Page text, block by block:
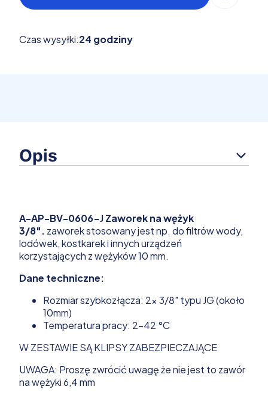
Czas wysyłki:24 godziny
Opis
A-AP-BV-0606-J Zaworek na wężyk
3/8". zaworek stosowany jest np. do filtrów wody,
lodówek, kostkarek i innych urządzeń
korzystających z wężyków 10 mm.
Dane techniczne:
Rozmiar szybkozłącza: 2x 3/8" typu JG (około
10mm)
Temperatura pracy: 2-42 °C
W ZESTAWIE SĄ KLIPSY ZABEZPIECZAJĄCE
UWAGA: Proszę zwrócić uwagę że nie jest to zawór
na wężyki 6,4 mm